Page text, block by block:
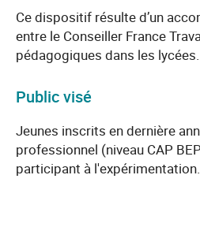
Ce dispositif résulte d’un
entre le Conseiller France
pédagogiques dans les lycées.
Public visé
Jeunes inscrits en dernière
professionnel (niveau CAP
participant à l'expérimentation.